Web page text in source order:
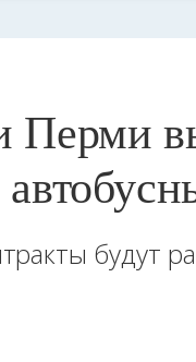
Перми
будут